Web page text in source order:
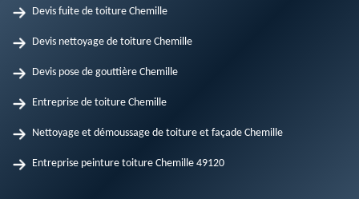
Devis fuite de toiture Chemille
Devis nettoyage de toiture Chemille
Devis pose de gouttière Chemille
Entreprise de toiture Chemille
Nettoyage et démoussage de toiture et façade Chemille
Entreprise peinture toiture Chemille 49120